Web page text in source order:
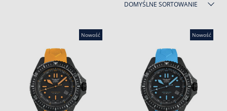
DOMYŚLNE SORTOWANIE
Nowość Nowość